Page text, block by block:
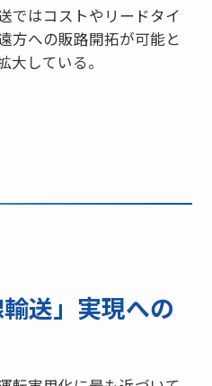
ではコストやリードタイ
方への販路開拓が可能と
大している。
送」実現への